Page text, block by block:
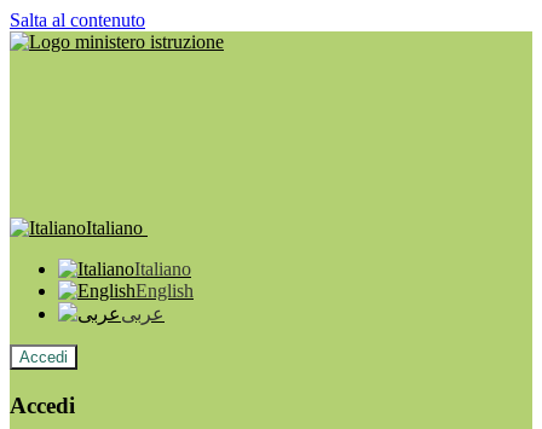
Salta al contenuto
Italiano
Italiano
English
عربى
Accedi
Accedi